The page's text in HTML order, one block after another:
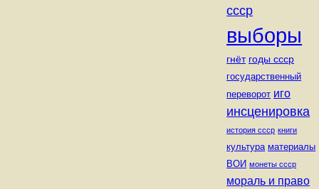
ссср
выборы
гнёт годы ссср
государственный
переворот иго
инсценировка
история ссср книги
культура материалы
ВОИ монеты ссср
мораль и право